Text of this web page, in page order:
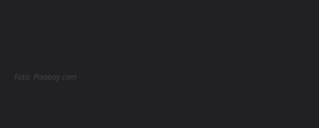
Foto: Pixabay.com